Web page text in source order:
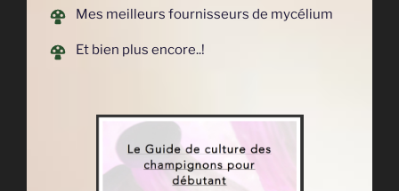
Mes meilleurs fournisseurs de mycélium
Et bien plus encore..!